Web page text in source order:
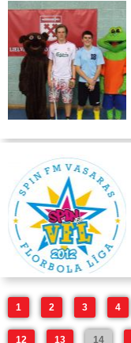
1 2 3 4
12 13 14